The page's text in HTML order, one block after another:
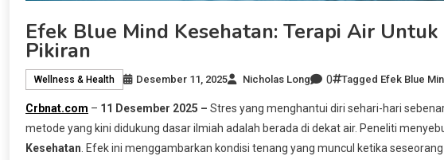
Efek Blue Mind Kesehatan: Terapi Air
Pikiran
Wellness & Health Desember 11, 2025 Nicholas Long 0 Tagged Efek Blue
Crbnat.com – 11 Desember 2025 – Stres yang menghantui diri sehari-hari
metode yang kini didukung dasar ilmiah adalah berada di dekat air. Peneliti
Kesehatan . Efek ini menggambarkan kondisi tenang yang muncul ketika